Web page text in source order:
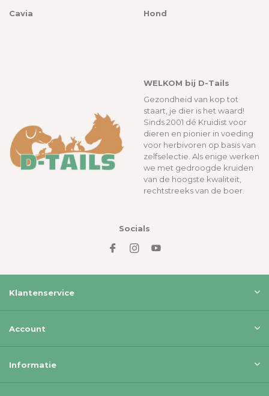
Cavia Hond
WELKOM bij D-Tails
Gezondheid van kop tot
staart, je dier is het waard!
Sinds 2001 dé Kruidist voor
dieren en pionier in voeding
voor herbivoren op basis van
zelfselectie. Als enige werken
we met gedroogde kruiden
van de hoogste kwaliteit,
rechtstreeks van de boer.
Socials
Klantenservice
Account
Informatie